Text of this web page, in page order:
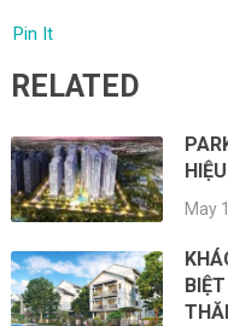
Pin It
RELATED
May